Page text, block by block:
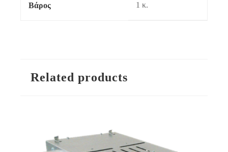
Βάρος 1 κ.
Related products